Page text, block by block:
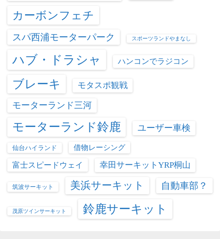
カーボンフェチ
スパ西浦モーターパーク スポーツランドやまなし
ハブ・ドラシャ ハンコンでラジコン
ブレーキ モタスポ観戦
モーターランド三河
モーターランド鈴鹿 ユーザー車検
仙台ハイランド 借物レーシング
富士スピードウェイ 幸田サーキットYRP桐山
筑波サーキット 美浜サーキット 自動車部？
茂原ツインサーキット 鈴鹿サーキット